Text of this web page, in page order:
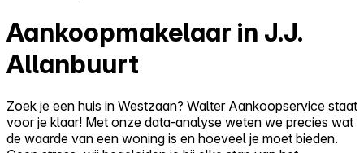
Aankoopmakelaar in J.J.
Allanbuurt
Zoek je een huis in Westzaan? Walter Aankoopservice staat
voor je klaar! Met onze data-analyse weten we precies wat
de waarde van een woning is en hoeveel je moet bieden.